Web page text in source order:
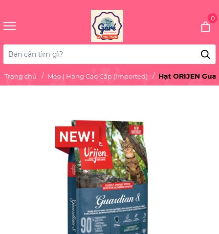
0
Trang chủ Mèo | Hàng Cao Cấp (Imported) Hạt ORIJEN